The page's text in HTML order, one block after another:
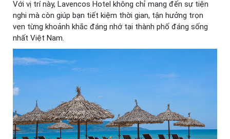
Với vị trí này, Lavencos Hotel không chỉ mang đến sự tiện
nghi mà còn giúp bạn tiết kiệm thời gian, tận hưởng trọn
vẹn từng khoảnh khắc đáng nhớ tại thành phố đáng sống
nhất Việt Nam.